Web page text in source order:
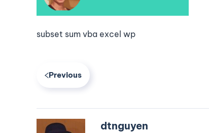
subset sum vba excel wp
Previous
dtnguyen